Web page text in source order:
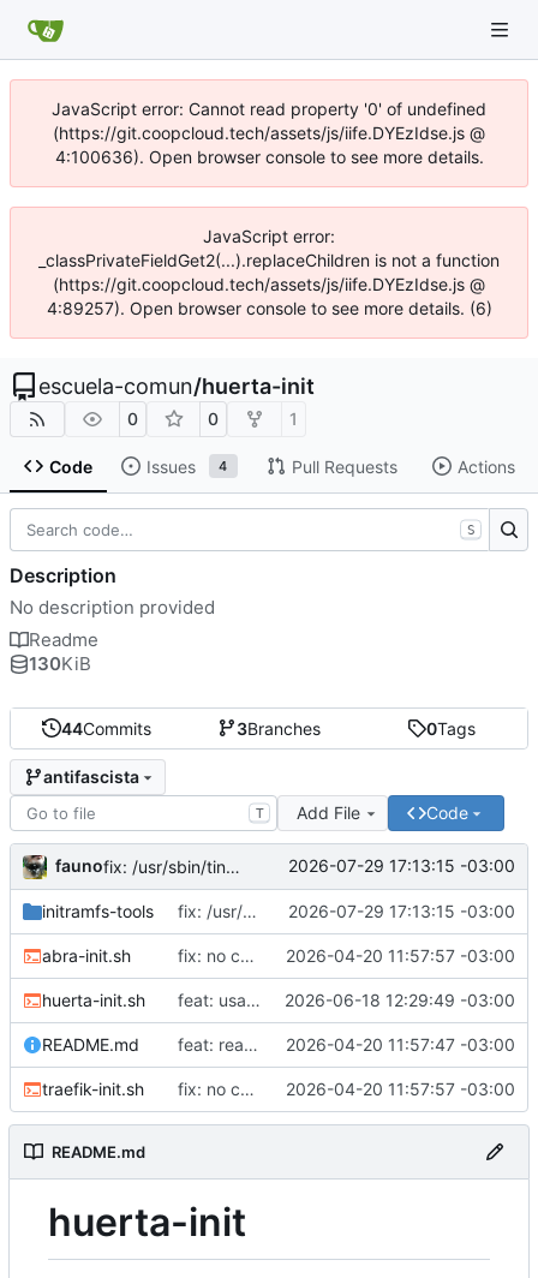
JavaScript error: Cannot read property '0' of undefined
(https://git.coopcloud.tech/assets/js/iife.DYEzIdse.js @
4:100636). Open browser console to see more details.
JavaScript error:
_classPrivateFieldGet2(...).replaceChildren is not a function
(https://git.coopcloud.tech/assets/js/iife.DYEzIdse.js @
4:89257). Open browser console to see more details. (6)
escuela-comun/huerta-init
0 0 1
Code Issues 4 Pull Requests Actions
44Commits 3Branches 0Tags
antifascista
T Add File Code
fauno fix: /usr/sbin/tinc no existe 2026-07-29 17:13:15 -03:00
initramfs-tools fix: /usr/sbin/tinc no existe 2026-07-29 17:13:15 -03:00
abra-init.sh fix: no correr como root 2026-04-20 11:57:57 -03:00
huerta-init.sh feat: usar proveedores alternativos de dns 2026-06-18 12:29:49 -03:00
README.md feat: readme 2026-04-20 11:57:47 -03:00
traefik-init.sh fix: no correr como root 2026-04-20 11:57:57 -03:00
README.md
huerta-init
S
Description
No description provided
Readme
130KiB